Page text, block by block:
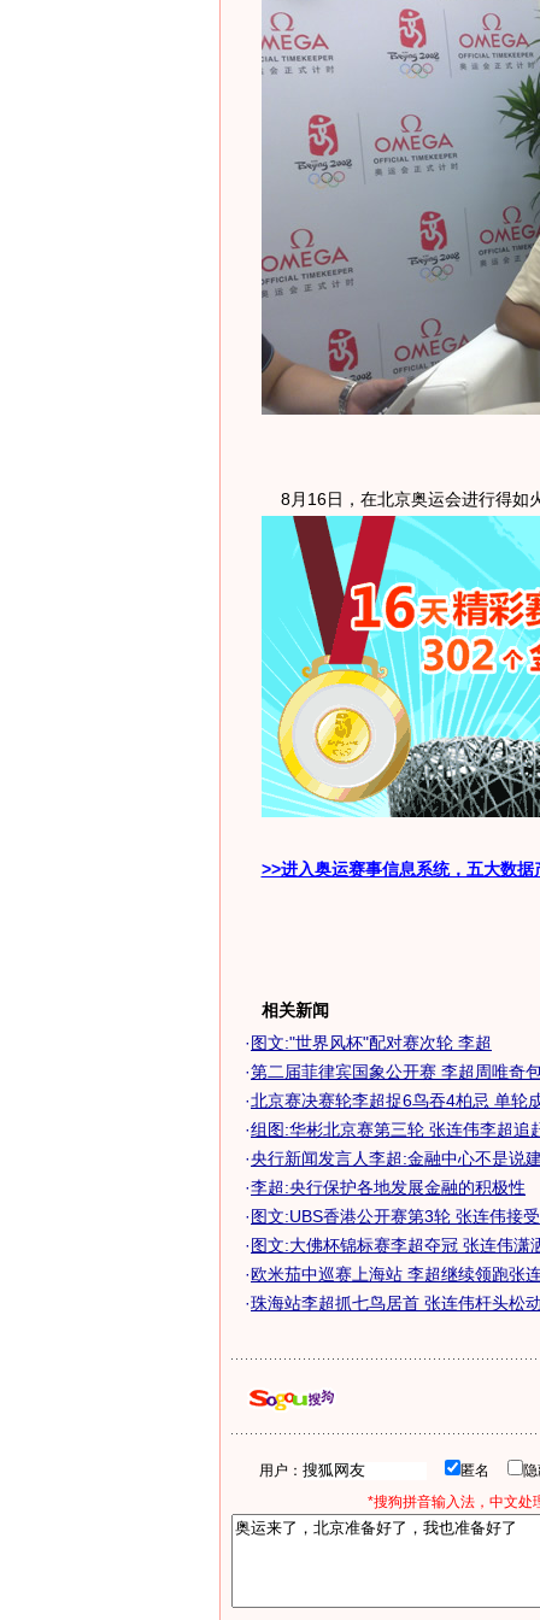
8月16日，在北京奥运会进行得如
>>进入奥运赛事信息系统，五大数
相关新闻
·图文:"世界风杯"配对赛次轮 李超
·第二届菲律宾国象公开赛 李超周唯奇
·北京赛决赛轮李超捉6鸟吞4柏忌 单轮
·组图:华彬北京赛第三轮 张连伟李超追
·央行新闻发言人李超:金融中心不是说
·李超:央行保护各地发展金融的积极性
·图文:UBS香港公开赛第3轮 张连伟接
·图文:大佛杯锦标赛李超夺冠 张连伟潇
·欧米茄中巡赛上海站 李超继续领跑张
·珠海站李超抓七鸟居首 张连伟杆头松
用户： 匿名
*搜狗拼音输入法，中文处